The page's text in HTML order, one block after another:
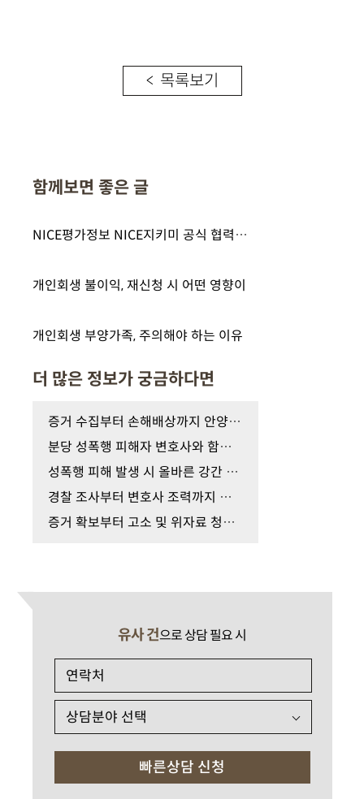
< 목록보기
함께보면 좋은 글
NICE평가정보 NICE지키미 공식 협력사, 법무법인 테헤란
개인회생 불이익, 재신청 시 어떤 영향이
개인회생 부양가족, 주의해야 하는 이유
더 많은 정보가 궁금하다면
증거 수집부터 손해배상까지 안양 성추행 피해자 변…
분당 성폭행 피해자 변호사와 함께 준비하는 증거 확…
성폭행 피해 발생 시 올바른 강간 증거 수집 대응 가…
경찰 조사부터 변호사 조력까지 성폭행 피해자 진술 …
증거 확보부터 고소 및 위자료 청구까지 헬스장 성추…
유사 건으로 상담 필요 시